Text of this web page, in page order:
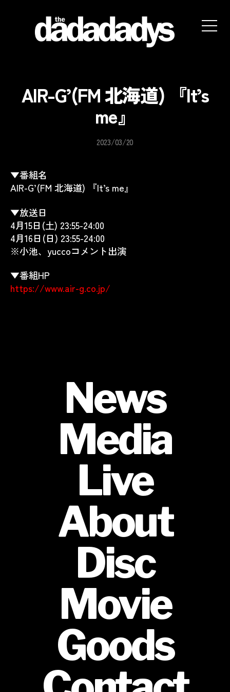
website
AIR-G’(FM 北海道) 『It’s
me』
2023/03/20
▼番組名
AIR-G’(FM 北海道) 『It’s me』
▼放送日
4月15日(土) 23:55-24:00
4月16日(日) 23:55-24:00
※小池、yuccoコメント出演
▼番組HP
https://www.air-g.co.jp/
News
Media
Live
About
Disc
Movie
Goods